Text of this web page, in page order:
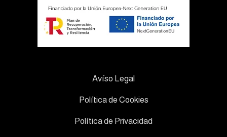
Avíso Legal
Política de Cookies
Política de Privacidad